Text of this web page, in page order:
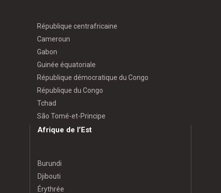
République centrafricaine
Cameroun
Gabon
Guinée équatoriale
République démocratique du Congo
République du Congo
Tchad
São Tomé-et-Principe
Afrique de l’Est
Burundi
Djibouti
Érythrée